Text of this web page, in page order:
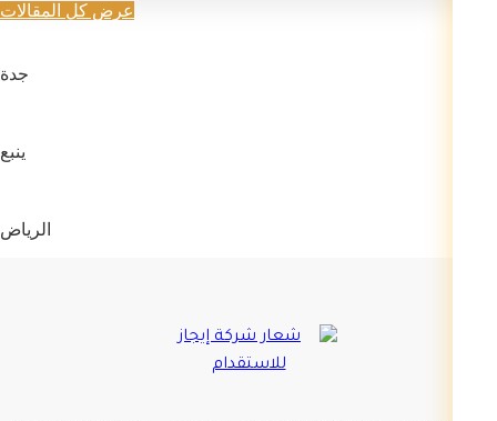
عرض كل المقالات
جدة
ينبع
الرياض